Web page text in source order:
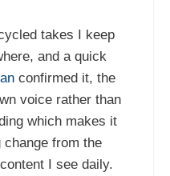
takes I keep
and a quick
confirmed it, the
voice rather than
which makes it
from the
I see daily.